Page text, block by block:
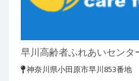
早川高齢者ふれあいセンタ
神奈川県小田原市早川853番地